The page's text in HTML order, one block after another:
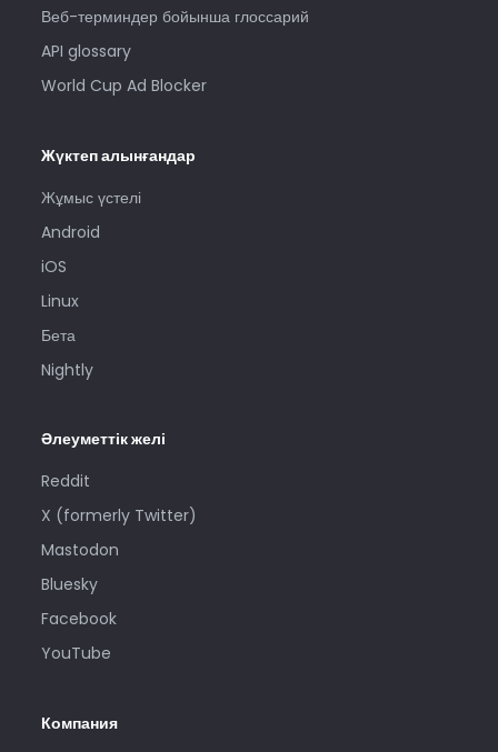
Веб-терминдер бойынша глоссарий
API glossary
World Cup Ad Blocker
Жүктеп алынғандар
Жұмыс үстелі
Android
iOS
Linux
Бета
Nightly
Әлеуметтік желі
Reddit
X (formerly Twitter)
Mastodon
Bluesky
Facebook
YouTube
Компания